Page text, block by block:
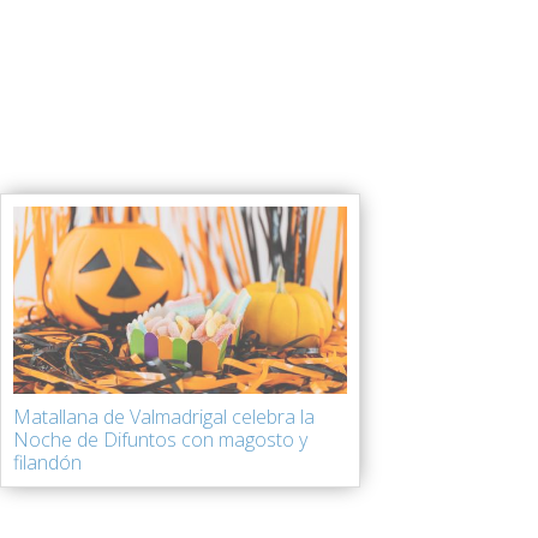
Matallana de Valmadrigal celebra la
Noche de Difuntos con magosto y
filandón